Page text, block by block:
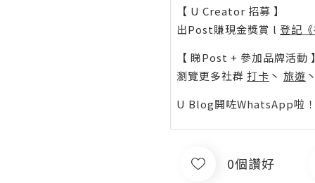
【 U Creator 招募 】
出Post賺現金獎賞 l 登記
【 睇Post + 參加品牌活動
瀏覽更多社群 打卡 丶 旅遊
U Blog開咗WhatsApp啦
0個讚好